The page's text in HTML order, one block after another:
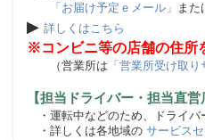
「お届け予定ｅメール」 また
▶ 詳しくはこちら
※コンビニ等の店舗の住所
（営業所は 「営業所受け取り
【担当ドライバー・担当直営
・運転中などのため、ドライバ
・詳しくは各地域の サービス